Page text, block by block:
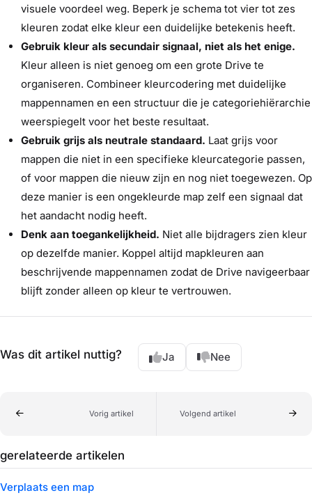
visuele voordeel weg. Beperk je schema tot vier tot zes
kleuren zodat elke kleur een duidelijke betekenis heeft.
Gebruik kleur als secundair signaal, niet als het enige.
Kleur alleen is niet genoeg om een grote Drive te
organiseren. Combineer kleurcodering met duidelijke
mappennamen en een structuur die je categoriehiërarchie
weerspiegelt voor het beste resultaat.
Gebruik grijs als neutrale standaard. Laat grijs voor
mappen die niet in een specifieke kleurcategorie passen,
of voor mappen die nieuw zijn en nog niet toegewezen. Op
deze manier is een ongekleurde map zelf een signaal dat
het aandacht nodig heeft.
Denk aan toegankelijkheid. Niet alle bijdragers zien kleur
op dezelfde manier. Koppel altijd mapkleuren aan
beschrijvende mappennamen zodat de Drive navigeerbaar
blijft zonder alleen op kleur te vertrouwen.
Was dit artikel nuttig? Ja Nee
Vorig artikel Volgend artikel
gerelateerde artikelen
Verplaats een map